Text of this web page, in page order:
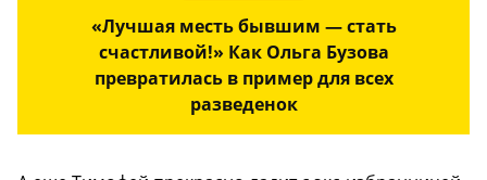
«Лучшая месть бывшим — стать
счастливой!» Как Ольга Бузова
превратилась в пример для всех
разведенок